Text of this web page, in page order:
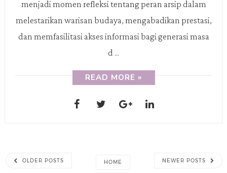
menjadi momen refleksi tentang peran arsip dalam
melestarikan warisan budaya, mengabadikan prestasi,
dan memfasilitasi akses informasi bagi generasi masa
d ...
READ MORE »
OLDER POSTS HOME NEWER POSTS